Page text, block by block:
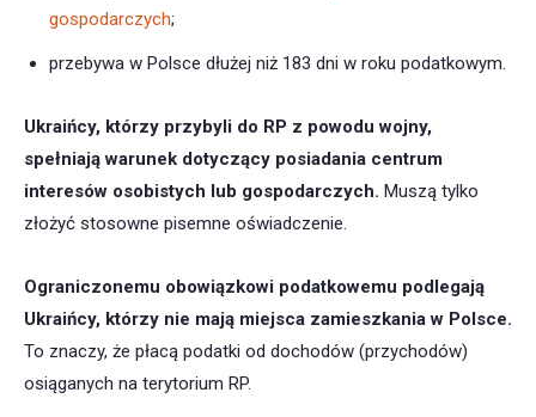
gospodarczych;
przebywa w Polsce dłużej niż 183 dni w roku podatkowym.
Ukraińcy, którzy przybyli do RP z powodu wojny,
spełniają warunek dotyczący posiadania centrum
interesów osobistych lub gospodarczych. Muszą tylko
złożyć stosowne pisemne oświadczenie.
Ograniczonemu obowiązkowi podatkowemu podlegają
Ukraińcy, którzy nie mają miejsca zamieszkania w Polsce.
To znaczy, że płacą podatki od dochodów (przychodów)
osiąganych na terytorium RP.